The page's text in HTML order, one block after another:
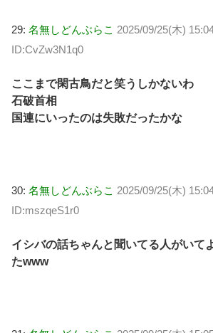
29: 名無しどんぶらこ 2025/09/25(木)
ID:CvZw3N1q0
ここまで閑古鳥だと笑うしかないわ
石破首相
国連にいったのは失敗だったかな
30: 名無しどんぶらこ 2025/09/25(木)
ID:mszqeS1r0
イシバの話ちゃんと聞いてる人がいて
たwww